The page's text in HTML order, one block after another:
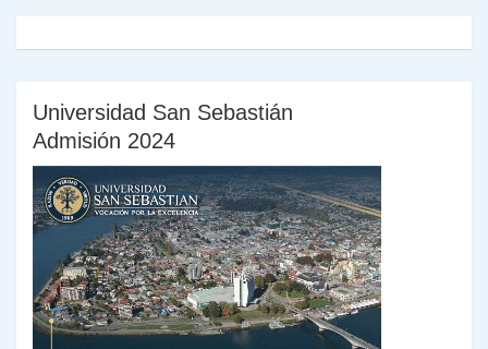
Universidad San Sebastián
Admisión 2024